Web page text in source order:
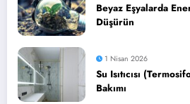
Beyaz Eşyalarda
Düşürün
1 Nisan 2026
Su Isıtıcısı
Bakımı